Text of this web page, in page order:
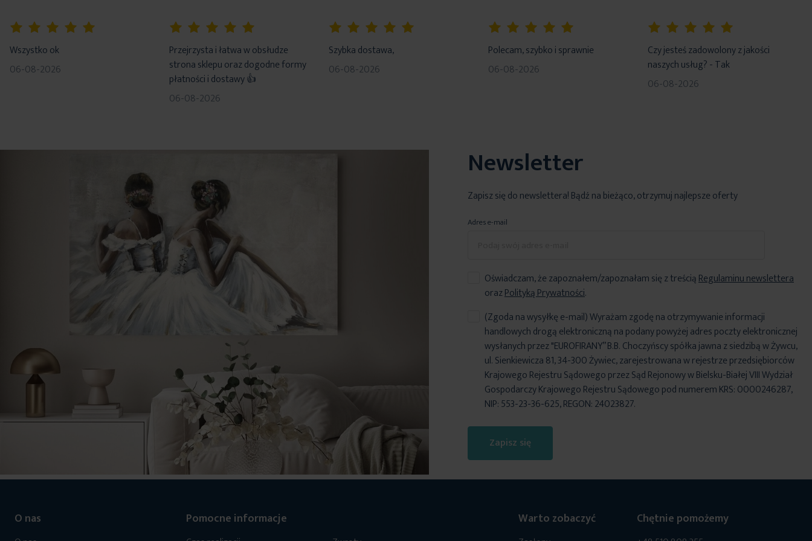
Wszystko ok
06-08-2026
Przejrzysta i łatwa w obsłudze
strona sklepu oraz dogodne formy
płatności i dostawy 👍
06-08-2026
Szybka dostawa,
06-08-2026
Polecam, szybko i sprawnie
06-08-2026
Czy jesteś zadowolony z jakości
naszych usług? - Tak
06-08-2026
Newsletter
Zapisz się do newslettera! Bądź na bieżąco, otrzymuj najlepsze oferty
Adres e-mail
Oświadczam, że zapoznałem/zapoznałam się z treściąRegulaminu newslettera
orazPolityką Prywatności.
Zapisz się
(Zgoda na wysyłkę e-mail) Wyrażam zgodę na otrzymywanie informacji
handlowych drogą elektroniczną na podany powyżej adres poczty elektronicznej
wysłanych przez "EUROFIRANY” B.B. Choczyńscy spółka jawna z siedzibą w Żywcu,
ul. Sienkiewicza 81, 34-300 Żywiec, zarejestrowana w rejestrze przedsiębiorców
Krajowego Rejestru Sądowego przez Sąd Rejonowy w Bielsku-Białej VIII Wydział
Gospodarczy Krajowego Rejestru Sądowego pod numerem KRS: 0000246287,
NIP: 553-23-36-625, REGON: 24023827.
O nas Pomocne informacje Warto zobaczyć Chętnie pomożemy